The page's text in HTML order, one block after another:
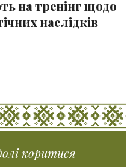
на тренінг щодо
наслідків
коритися